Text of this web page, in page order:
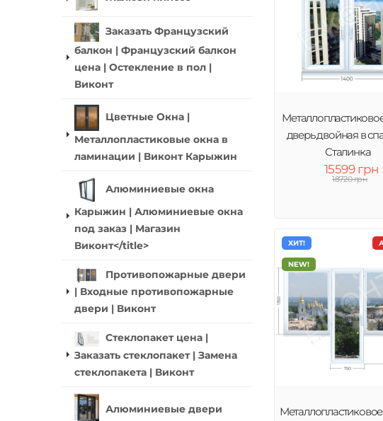
Заказать Французский
балкон | Французский балкон
цена | Остекление в пол |
Виконт
Цветные Окна |
Металлопластиковые окна в
ламинации | Виконт Карыжин
Алюминиевые окна
Карыжин | Алюминиевые окна
под заказ | Магазин
Виконт</title>
Противопожарные двери
| Входные противопожарные
двери | Виконт
Стеклопакет цена |
Заказать стеклопакет | Замена
стеклопакета | Виконт
Алюминиевые двери
дверь двойная в
Сталинка
15599 грн
18720 грн
ХИТ!
NEW!